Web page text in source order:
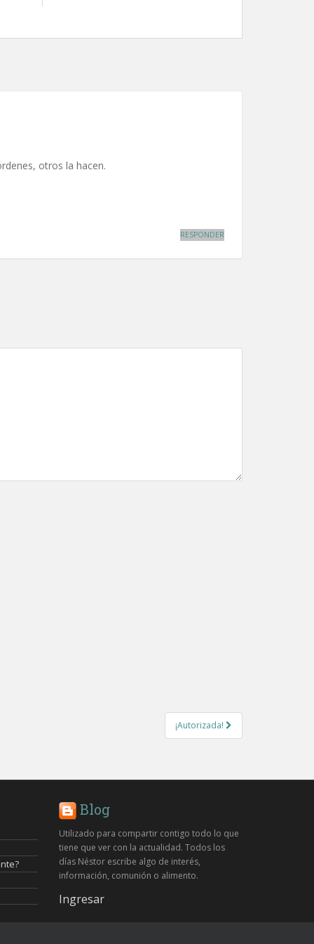
otros la hacen.
RESPONDER
¡Autorizada!
Blog
Utilizado para compartir contigo todo lo que
tiene que ver con la actualidad. Todos los
días Néstor escribe algo de interés,
información, comunión o alimento.
Ingresar